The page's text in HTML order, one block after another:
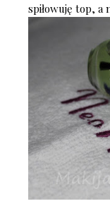
spiłowuję top, a